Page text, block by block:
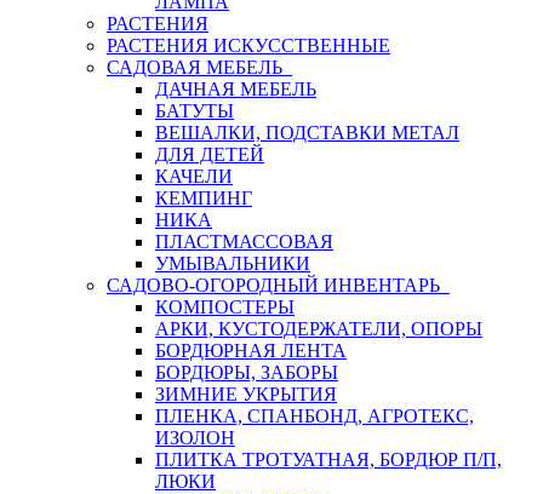
РАСТЕНИЯ
РАСТЕНИЯ ИСКУССТВЕННЫЕ
САДОВАЯ МЕБЕЛЬ
ДАЧНАЯ МЕБЕЛЬ
БАТУТЫ
ВЕШАЛКИ, ПОДСТАВКИ МЕТАЛ
ДЛЯ ДЕТЕЙ
КАЧЕЛИ
КЕМПИНГ
НИКА
ПЛАСТМАССОВАЯ
УМЫВАЛЬНИКИ
САДОВО-ОГОРОДНЫЙ ИНВЕНТАРЬ
КОМПОСТЕРЫ
АРКИ, КУСТОДЕРЖАТЕЛИ, ОПОРЫ
БОРДЮРНАЯ ЛЕНТА
БОРДЮРЫ, ЗАБОРЫ
ЗИМНИЕ УКРЫТИЯ
ПЛЕНКА, СПАНБОНД, АГРОТЕКС,
ИЗОЛОН
ПЛИТКА ТРОТУАТНАЯ, БОРДЮР П/П,
ЛЮКИ